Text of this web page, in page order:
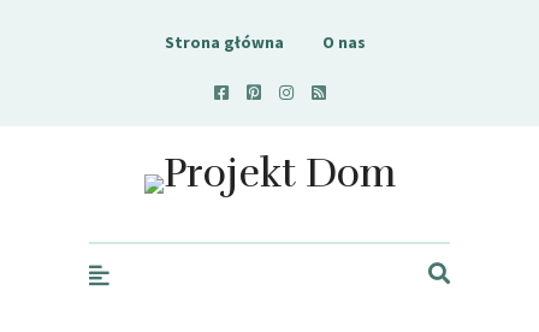
Strona główna O nas
Projekt Dom